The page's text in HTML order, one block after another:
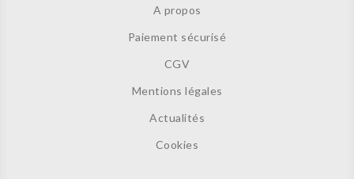
A propos
Paiement sécurisé
CGV
Mentions légales
Actualités
Cookies